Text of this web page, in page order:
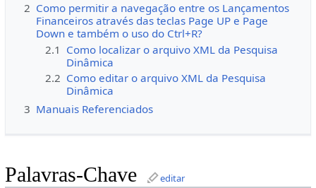
2 Como permitir a navegação entre os Lançamentos
Financeiros através das teclas Page UP e Page
Down e também o uso do Ctrl+R?
2.1 Como localizar o arquivo XML da Pesquisa
Dinâmica
2.2 Como editar o arquivo XML da Pesquisa
Dinâmica
3 Manuais Referenciados
Palavras-Chave editar